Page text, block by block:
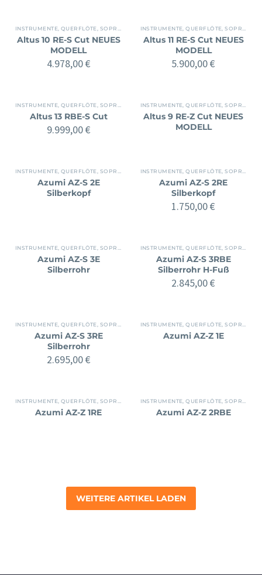
INSTRUMENTE QUERFLÖTE SOPRAN
Altus 10 RE-S Cut NEUES
MODELL
4.978,00€
INSTRUMENTE ,QUERFLÖTE ,SOPRAN
Altus 11 RE-S Cut NEUES
MODELL
5.900,00€
INSTRUMENTE QUERFLÖTE SOPRAN
Altus 13 RBE-S Cut
9.999,00€
INSTRUMENTE ,QUERFLÖTE ,SOPRAN
Altus 9 RE-Z Cut NEUES
MODELL
INSTRUMENTE QUERFLÖTE SOPRAN
Azumi AZ-S 2E
Silberkopf
INSTRUMENTE ,QUERFLÖTE ,SOPRAN
Azumi AZ-S 2RE
Silberkopf
1.750,00€
INSTRUMENTE QUERFLÖTE SOPRAN
Azumi AZ-S 3E
Silberrohr
INSTRUMENTE ,QUERFLÖTE ,SOPRAN
Azumi AZ-S 3RBE
Silberrohr H-Fuß
2.845,00€
INSTRUMENTE QUERFLÖTE SOPRAN
Azumi AZ-S 3RE
Silberrohr
2.695,00€
INSTRUMENTE ,QUERFLÖTE ,SOPRAN
Azumi AZ-Z 1E
INSTRUMENTE QUERFLÖTE SOPRAN
Azumi AZ-Z 1RE
INSTRUMENTE ,QUERFLÖTE ,SOPRAN
Azumi AZ-Z 2RBE
WEITERE ARTIKEL LADEN